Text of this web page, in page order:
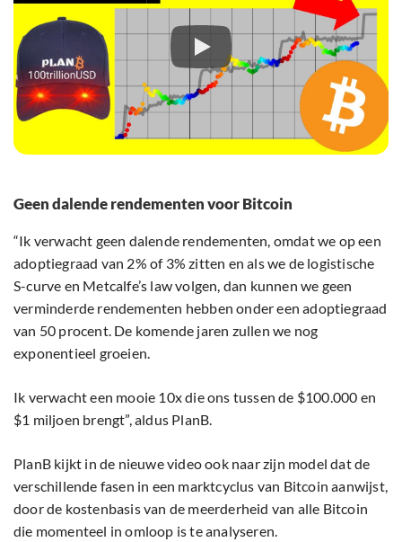
Geen dalende rendementen voor Bitcoin
“Ik verwacht geen dalende rendementen, omdat we op een
adoptiegraad van 2% of 3% zitten en als we de logistische
S-curve en Metcalfe’s law volgen, dan kunnen we geen
verminderde rendementen hebben onder een adoptiegraad
van 50 procent. De komende jaren zullen we nog
exponentieel groeien.
Ik verwacht een mooie 10x die ons tussen de $100.000 en
$1 miljoen brengt”, aldus PlanB.
PlanB kijkt in de nieuwe video ook naar zijn model dat de
verschillende fasen in een marktcyclus van Bitcoin aanwijst,
door de kostenbasis van de meerderheid van alle Bitcoin
die momenteel in omloop is te analyseren.